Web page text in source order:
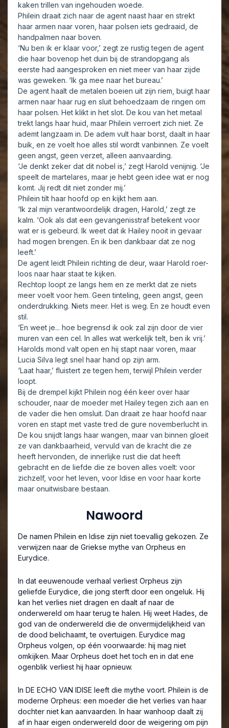
kaken trillen van ingehouden woede.
Philein draait zich naar de agent naast haar en strekt
haar armen naar voren, haar polsen iets gedraaid, de
handpalmen naar boven.
‘Nu ben ik er klaar voor,’ zegt ze rustig tegen de agent
die haar bovenop het duin bij de strandopgang als
eerste had aangesproken en niet meer van haar zijde
was geweken. ‘Ik ga mee naar het bureau.’
De agent haalt de metalen boeien uit zijn riem, buigt haar
armen naar haar rug en sluit behoedzaam de ringen om
haar polsen. Het klikt in het slot. De kou van het metaal
trekt langs haar huid, maar Philein verroert zich niet. Ze
ademt langzaam in. De adem vult haar borst, daalt in haar
buik, en ze voelt hoe alles stil wordt vanbinnen. Ze voelt
geen angst, geen verzet, alleen aanvaarding.
‘Je denkt zeker dat dit nobel is,’ zegt Harold venijnig. ‘Je
speelt de martelares, maar je hebt geen idee wat er nog
komt. Jij redt dit niet zonder mij.’
Philein tilt haar hoofd op en kijkt hem aan.
‘Ik zal mijn verantwoordelijk dragen, Harold,’ zegt ze
kalm. ‘Ook als dat een gevangenisstraf betekent voor
wat er is gebeurd. Ik weet dat ik Hailey nooit in gevaar
had mogen brengen. En ik ben dankbaar dat ze nog
leeft.’
De agent leidt Philein richting de deur, waar Harold roer-
loos naar haar staat te kijken.
Rechtop loopt ze langs hem en ze merkt dat ze niets
meer voelt voor hem. Geen tinteling, geen angst, geen
onderdrukking. Niets meer. Het is weg. En ze houdt even
stil.
‘En weet je... hoe begrensd ik ook zal zijn door de vier
muren van een cel. In alles wat werkelijk telt, ben ik vrij.’
Harolds mond valt open en hij stapt naar voren, maar
Lucia Silva legt snel haar hand op zijn arm.
‘Laat haar,’ fluistert ze tegen hem, terwijl Philein verder
loopt.
Bij de drempel kijkt Philein nog één keer over haar
schouder, naar de moeder met Hailey tegen zich aan en
de vader die hen omsluit. Dan draait ze haar hoofd naar
voren en stapt met vaste tred de gure novemberlucht in.
De kou snijdt langs haar wangen, maar van binnen gloeit
ze van dankbaarheid, vervuld van de kracht die ze
heeft hervonden, de innerlijke rust die dat heeft
gebracht en de liefde die ze boven alles voelt: voor
zichzelf, voor het leven, voor Idise en voor haar korte
maar onuitwisbare bestaan.
Nawoord
De namen Philein en Idise zijn niet toevallig gekozen. Ze
verwijzen naar de Griekse mythe van Orpheus en
Eurydice.
In dat eeuwenoude verhaal verliest Orpheus zijn
geliefde Eurydice, die jong sterft door een ongeluk. Hij
kan het verlies niet dragen en daalt af naar de
onderwereld om haar terug te halen. Hij weet Hades, de
god van de onderwereld die de onvermijdelijkheid van
de dood belichaamt, te overtuigen. Eurydice mag
Orpheus volgen, op één voorwaarde: hij mag niet
omkijken. Maar Orpheus doet het toch en in dat ene
ogenblik verliest hij haar opnieuw.
In DE ECHO VAN IDISE leeft die mythe voort. Philein is de
moderne Orpheus: een moeder die het verlies van haar
dochter niet kan aanvaarden. In haar wanhoop daalt zij
af in haar eigen onderwereld door de weigering om pijn